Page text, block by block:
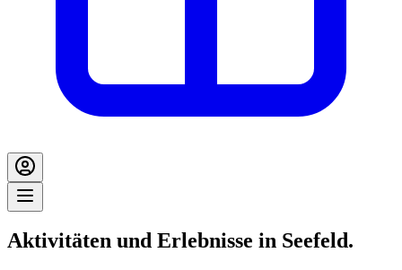
Aktivitäten und Erlebnisse in Seefeld.